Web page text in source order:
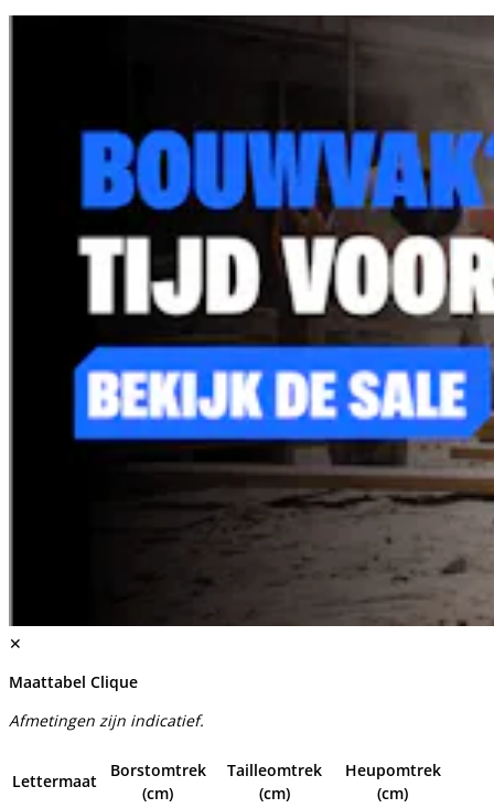
✕
Maattabel Clique
Afmetingen zijn indicatief.
Lettermaat
Borstomtrek
(cm)
Tailleomtrek
(cm)
Heupomtrek
(cm)